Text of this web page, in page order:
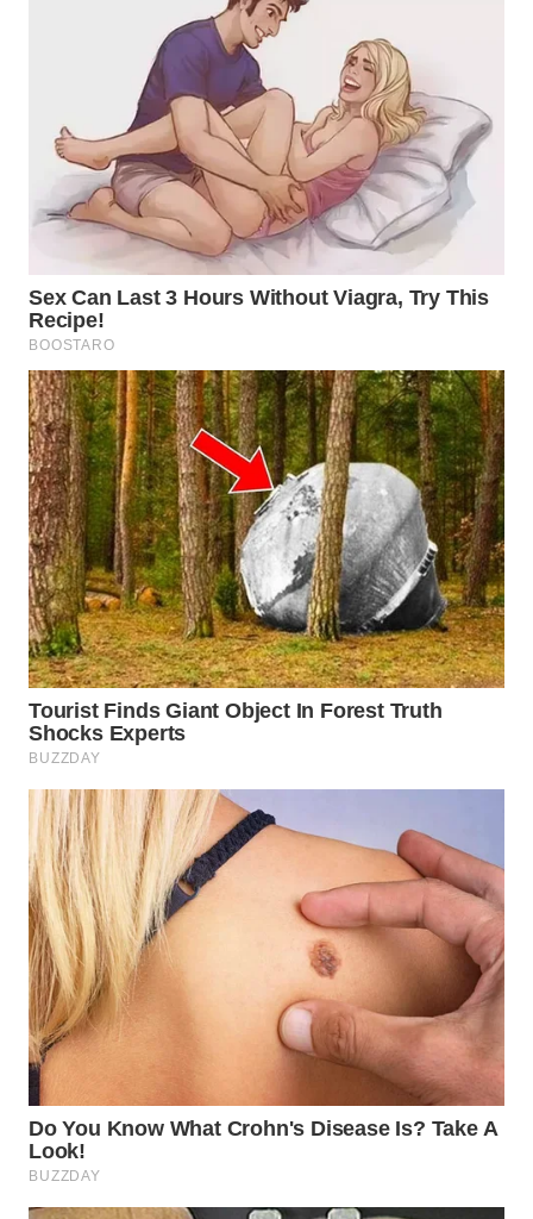
WN
KARAWANG
WN
WN
BOGOR
WN
DEPOK
WN
TAPANULI
UTARA
WN
SAMOSIR
WN
PADANG
LAWAS
WN
SUMEDANG
WN
CIANJUR
WN
KEPULAUAN
SERIBU
TANGERANG
WN
BINJAI